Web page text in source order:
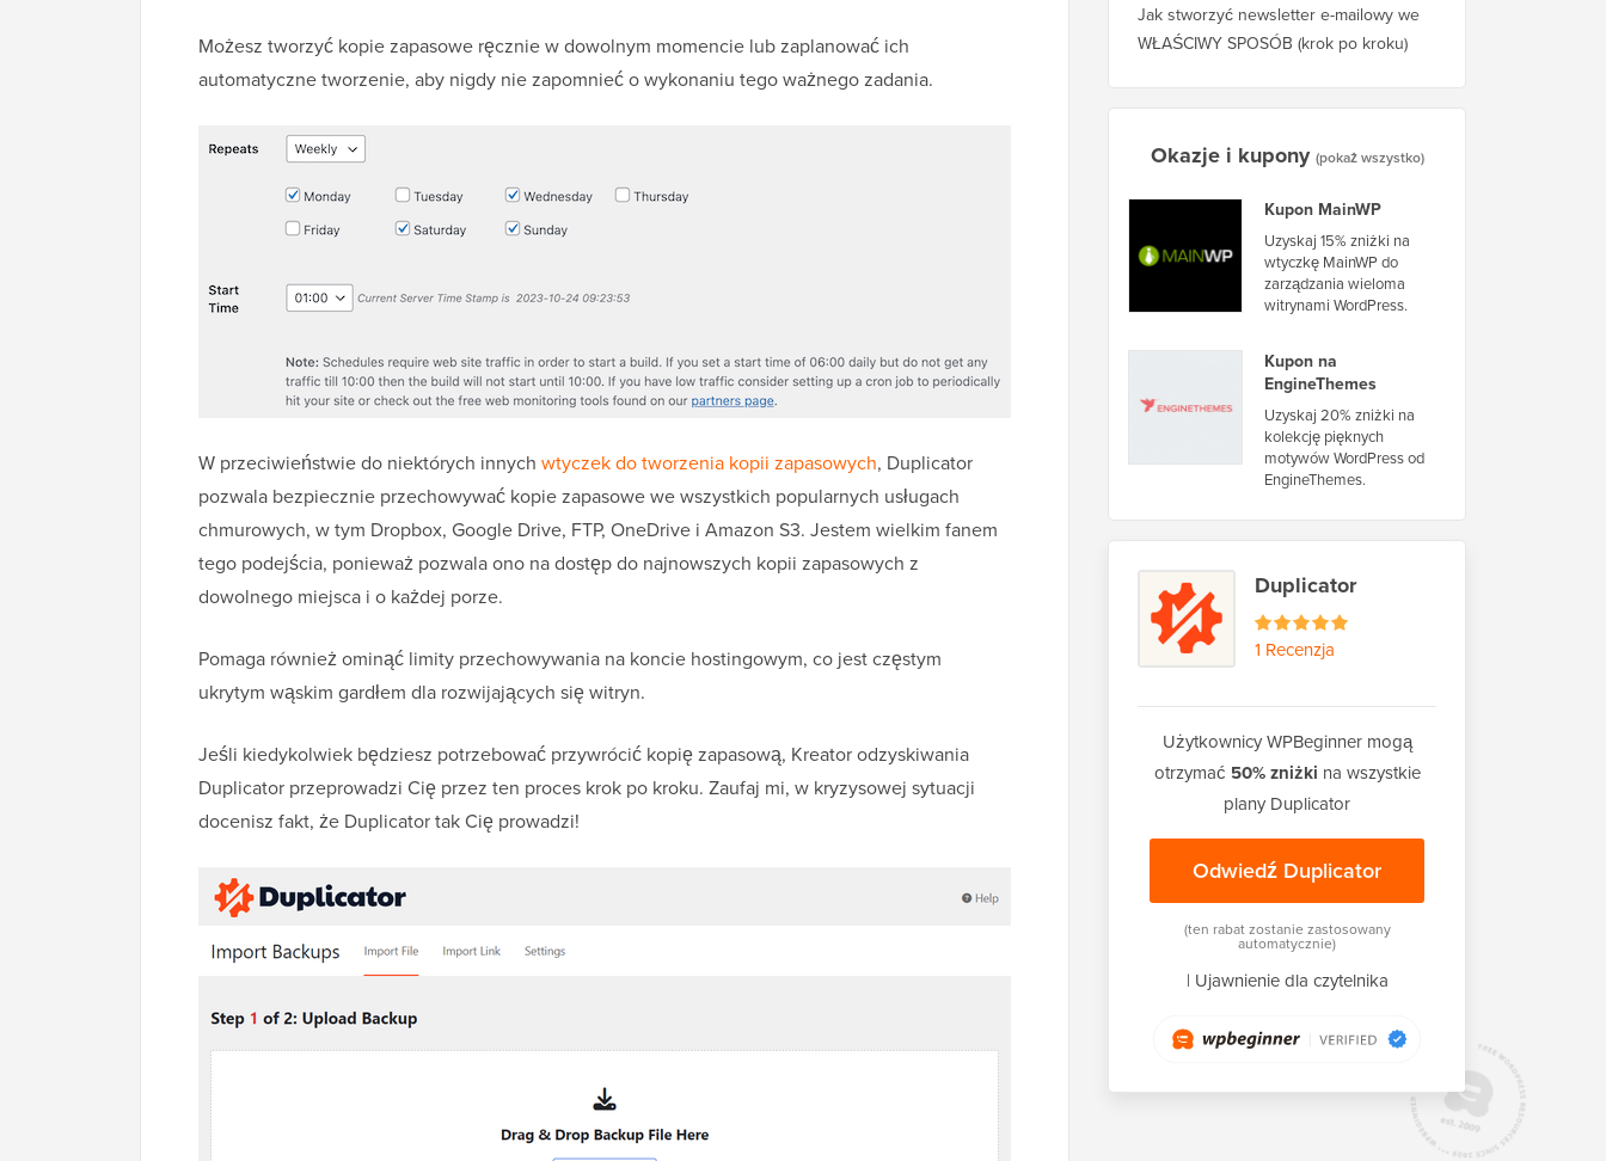
Możesz tworzyć kopie zapasowe ręcznie w dowolnym momencie lub zaplanować ich
automatyczne tworzenie, aby nigdy nie zapomnieć o wykonaniu tego ważnego zadania.
W przeciwieństwie do niektórych innych wtyczek do tworzenia kopii zapasowych, Duplicator
pozwala bezpiecznie przechowywać kopie zapasowe we wszystkich popularnych usługach
chmurowych, w tym Dropbox, Google Drive, FTP, OneDrive i Amazon S3. Jestem wielkim fanem
tego podejścia, ponieważ pozwala ono na dostęp do najnowszych kopii zapasowych z
dowolnego miejsca i o każdej porze.
Pomaga również ominąć limity przechowywania na koncie hostingowym, co jest częstym
ukrytym wąskim gardłem dla rozwijających się witryn.
Jeśli kiedykolwiek będziesz potrzebować przywrócić kopię zapasową, Kreator odzyskiwania
Duplicator przeprowadzi Cię przez ten proces krok po kroku. Zaufaj mi, w kryzysowej sytuacji
docenisz fakt, że Duplicator tak Cię prowadzi!
Jak stworzyć newsletter e-mailowy we
WŁAŚCIWY SPOSÓB (krok po kroku)
Okazje i kupony (pokaż wszystko)
Kupon MainWP
Uzyskaj 15% zniżki na
wtyczkę MainWP do
zarządzania wieloma
witrynami WordPress.
Kupon na
EngineThemes
Uzyskaj 20% zniżki na
kolekcję pięknych
motywów WordPress od
EngineThemes.
Duplicator
1 Recenzja
Użytkownicy WPBeginner mogą
otrzymać 50% zniżki na wszystkie
plany Duplicator
Odwiedź Duplicator
(ten rabat zostanie zastosowany
automatycznie)
| Ujawnienie dla czytelnika